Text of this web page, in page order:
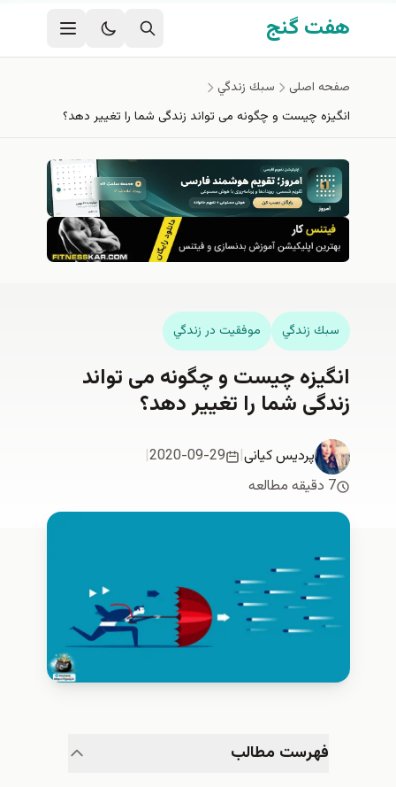
رفتن به محتوای اصلی
هفت گنج
صفحه اصلی
سبك زندگي
انگیزه چیست و چگونه می تواند زندگی شما را تغییر دهد؟
سبك زندگي موفقيت در زندگي
انگیزه چیست و چگونه می تواند
زندگی شما را تغییر دهد؟
پردیس کیانی|
2020-09-29
|
7 دقیقه مطالعه
فهرست مطالب